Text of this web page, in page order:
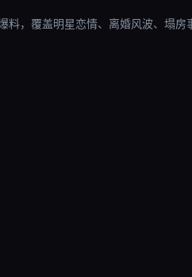
，覆盖明星恋情、离婚风波、塌房